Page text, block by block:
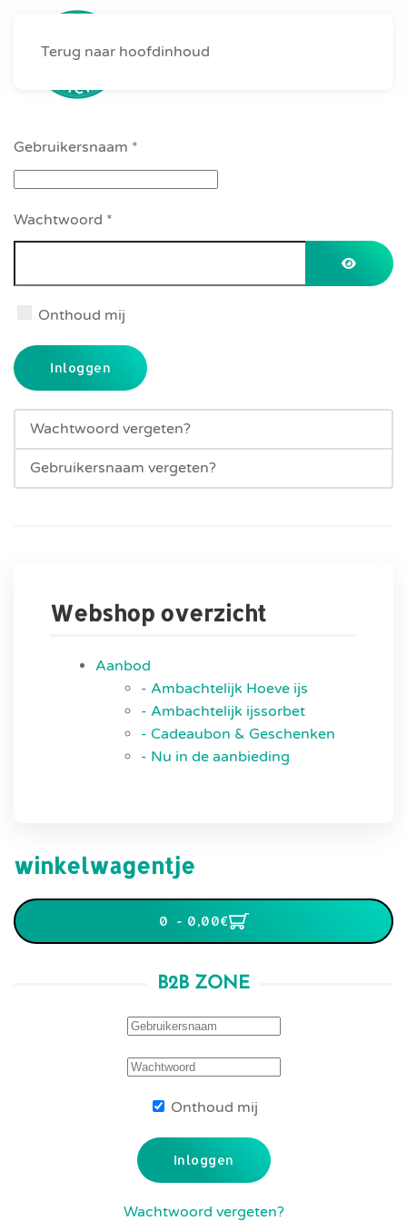
Terug naar hoofdinhoud
Gebruikersnaam *
Wachtwoord *
Onthoud mij
Inloggen
Wachtwoord vergeten?
Gebruikersnaam vergeten?
Webshop overzicht
Aanbod
- Ambachtelijk Hoeve ijs
- Ambachtelijk ijssorbet
- Cadeaubon & Geschenken
- Nu in de aanbieding
winkelwagentje
0 - 0,00‎€
B2B ZONE
Onthoud mij
Inloggen
Wachtwoord vergeten?